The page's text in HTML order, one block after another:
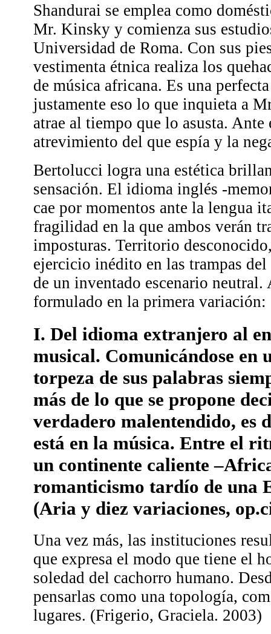
Shandurai se emplea como
Mr. Kinsky y comienza sus
Universidad de Roma. Con sus
vestimenta étnica realiza los
de música africana. Es una
justamente eso lo que inquieta a
atrae al tiempo que lo asusta.
atrevimiento del que espía y la
Bertolucci logra una estética
sensación. El idioma inglés -
cae por momentos ante la lengua
fragilidad en la que ambos verán
imposturas. Territorio
ejercicio inédito en las trampas
de un inventado escenario neutral.
formulado en la primera variación:
I. Del idioma extranjero al
musical. Comunicándose en
torpeza de sus palabras
más de lo que se propone
verdadero malentendido, es
está en la música. Entre el
un continente caliente
romanticismo tardío de una
(Aria y diez variaciones,
Una vez más, las instituciones
que expresa el modo que tiene el
soledad del cachorro humano.
pensarlas como una topología,
lugares. (Frigerio, Graciela. 2003)